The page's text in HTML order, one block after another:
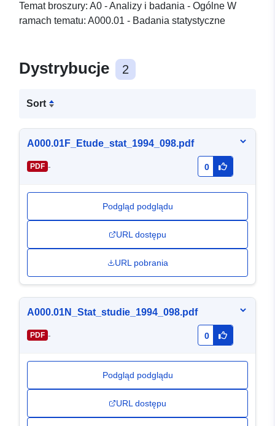
Temat broszury: A0 - Analizy i badania - Ogólne W
ramach tematu: A000.01 - Badania statystyczne
Dystrybucje 2
Sort
A000.01F_Etude_stat_1994_098.pdf
PDF - 0
Podgląd podglądu
URL dostępu
URL pobrania
A000.01N_Stat_studie_1994_098.pdf
PDF - 0
Podgląd podglądu
URL dostępu